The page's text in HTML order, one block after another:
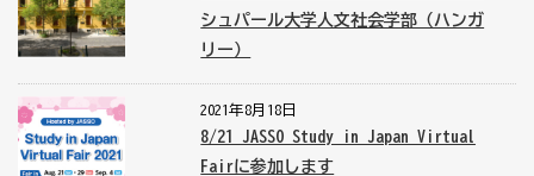
シュパール大学人文社会学部（ハンガ
リー）
2021年8月18日
8/21 JASSO Study in Japan Virtual
Fairに参加します